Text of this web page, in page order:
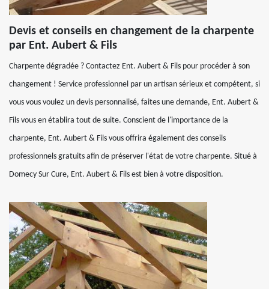
Devis et conseils en changement de la charpente
par Ent. Aubert & Fils
Charpente dégradée ? Contactez Ent. Aubert & Fils pour procéder à son
changement ! Service professionnel par un artisan sérieux et compétent, si
vous vous voulez un devis personnalisé, faites une demande, Ent. Aubert &
Fils vous en établira tout de suite. Conscient de l'importance de la
charpente, Ent. Aubert & Fils vous offrira également des conseils
professionnels gratuits afin de préserver l'état de votre charpente. Situé à
Domecy Sur Cure, Ent. Aubert & Fils est bien à votre disposition.